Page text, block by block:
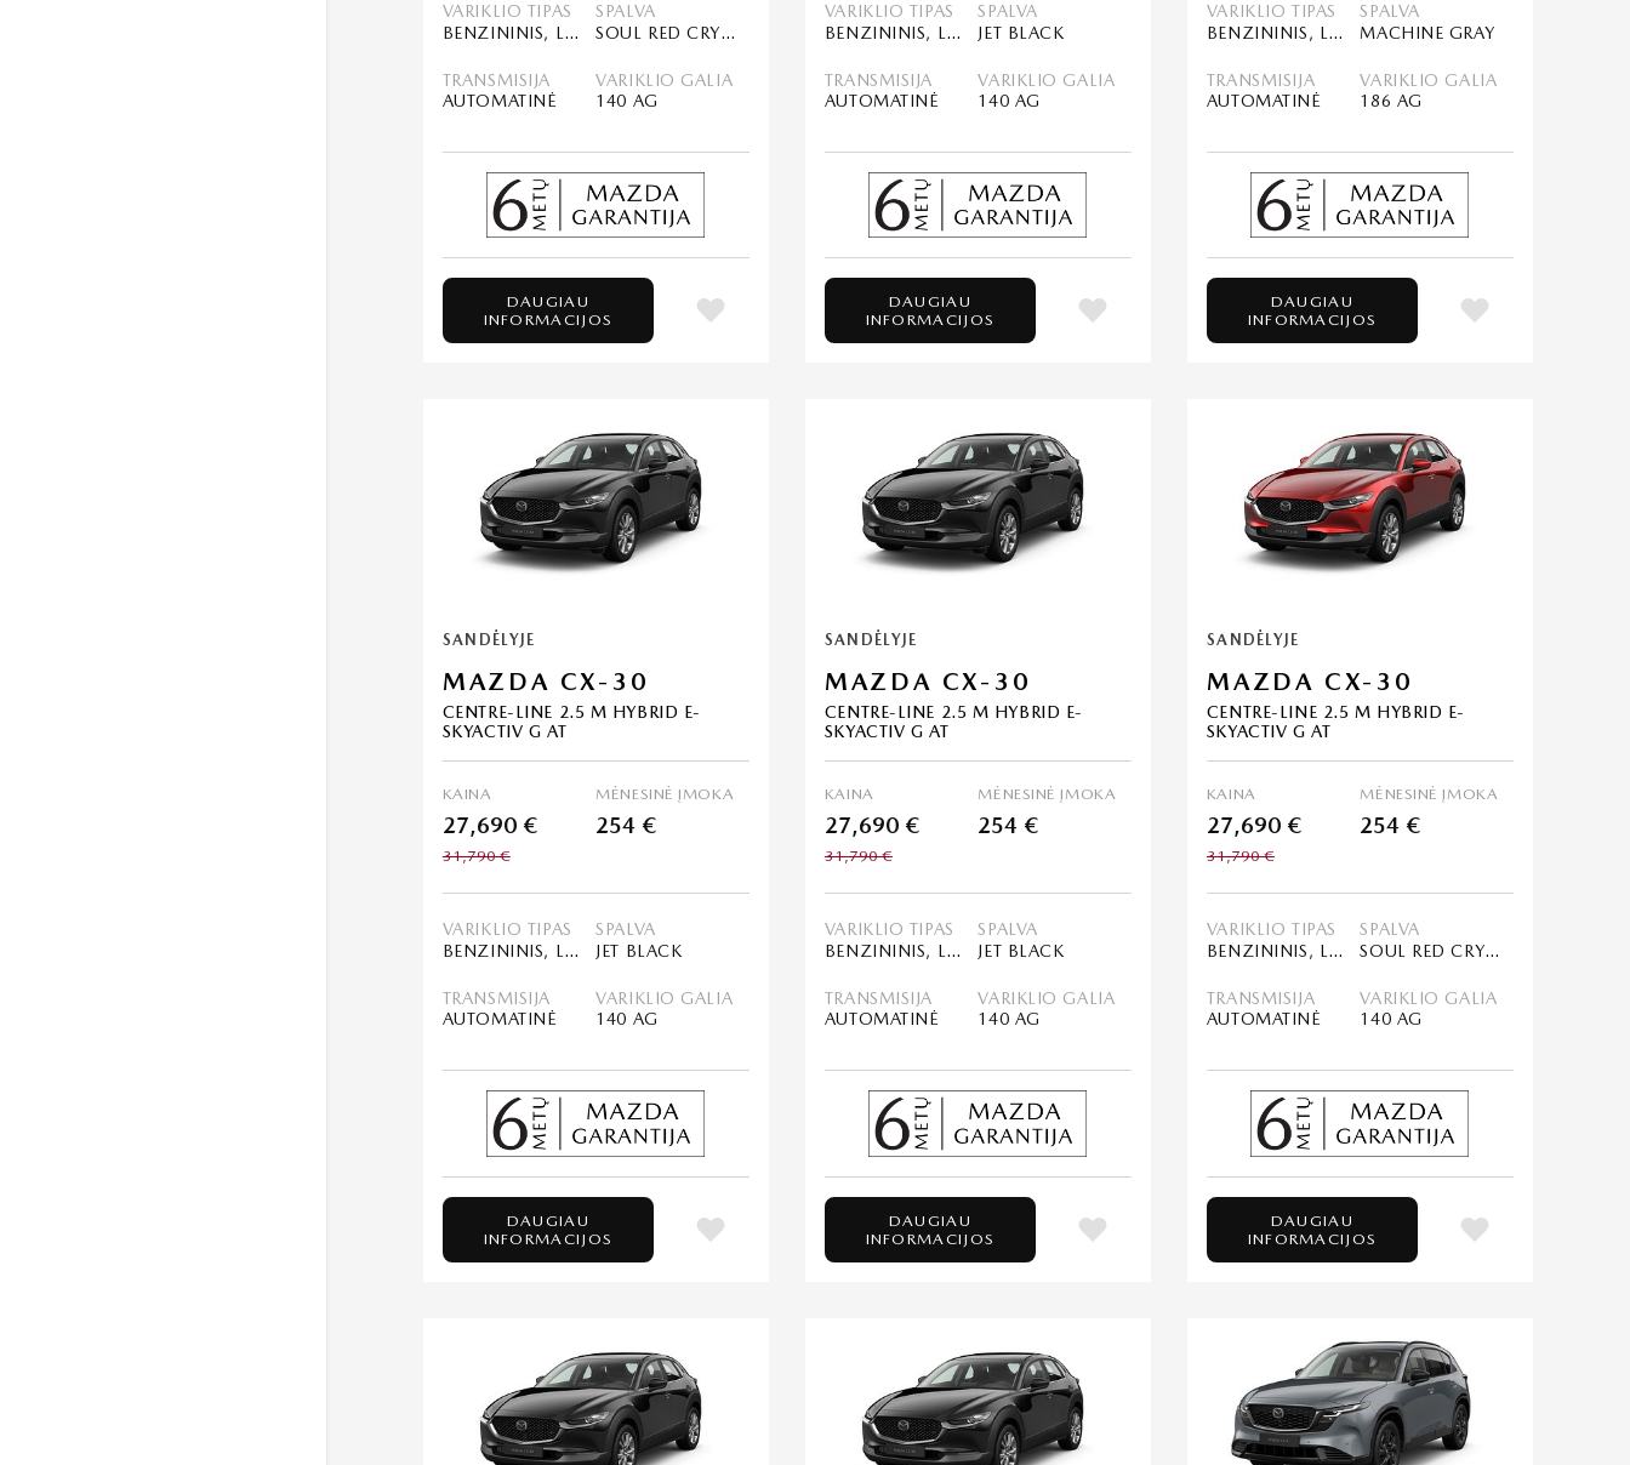
VARIKLIO TIPAS
BENZININIS, LENGVASIS HIBRIDAS (MHEV)
SPALVA
SOUL RED CRYSTAL
TRANSMISIJA
AUTOMATINĖ
VARIKLIO GALIA
140 AG
DAUGIAU
INFORMACIJOS
VARIKLIO TIPAS
BENZININIS, LENGVASIS HIBRIDAS (MHEV)
SPALVA
JET BLACK
TRANSMISIJA
AUTOMATINĖ
VARIKLIO GALIA
140 AG
DAUGIAU
INFORMACIJOS
VARIKLIO TIPAS
BENZININIS, LENGVASIS HIBRIDAS (MHEV)
SPALVA
MACHINE GRAY
TRANSMISIJA
AUTOMATINĖ
VARIKLIO GALIA
186 AG
DAUGIAU
INFORMACIJOS
SANDĖLYJE
MAZDA CX-30
CENTRE-LINE 2.5 M HYBRID E-
SKYACTIV G AT
KAINA
27,690 €
31,790 €
MĖNESINĖ ĮMOKA
254 €
VARIKLIO TIPAS
BENZININIS, LENGVASIS HIBRIDAS (MHEV)
SPALVA
JET BLACK
TRANSMISIJA
AUTOMATINĖ
VARIKLIO GALIA
140 AG
DAUGIAU
INFORMACIJOS
SANDĖLYJE
MAZDA CX-30
CENTRE-LINE 2.5 M HYBRID E-
SKYACTIV G AT
KAINA
27,690 €
31,790 €
MĖNESINĖ ĮMOKA
254 €
VARIKLIO TIPAS
BENZININIS, LENGVASIS HIBRIDAS (MHEV)
SPALVA
JET BLACK
TRANSMISIJA
AUTOMATINĖ
VARIKLIO GALIA
140 AG
DAUGIAU
INFORMACIJOS
SANDĖLYJE
MAZDA CX-30
CENTRE-LINE 2.5 M HYBRID E-
SKYACTIV G AT
KAINA
27,690 €
31,790 €
MĖNESINĖ ĮMOKA
254 €
VARIKLIO TIPAS
BENZININIS, LENGVASIS HIBRIDAS (MHEV)
SPALVA
SOUL RED CRYSTAL
TRANSMISIJA
AUTOMATINĖ
VARIKLIO GALIA
140 AG
DAUGIAU
INFORMACIJOS